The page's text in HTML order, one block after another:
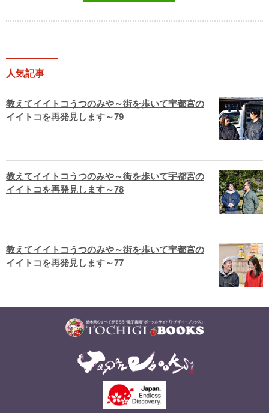
人気記事
教えてイイトコうつのみや～街を歩いて宇都宮の
イイトコを再発見します～79
教えてイイトコうつのみや～街を歩いて宇都宮の
イイトコを再発見します～78
教えてイイトコうつのみや～街を歩いて宇都宮の
イイトコを再発見します～77